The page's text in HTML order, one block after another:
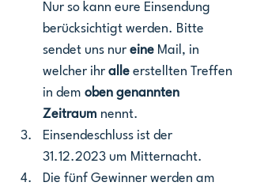
Nur so kann eure Einsendung
berücksichtigt werden. Bitte
sendet uns nur eine Mail, in
welcher ihr alle erstellten Treffen
in dem oben genannten
Zeitraum nennt.
Einsendeschluss ist der
31.12.2023 um Mitternacht.
Die fünf Gewinner werden am